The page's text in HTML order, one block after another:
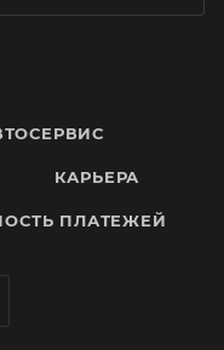
КАРЬЕРА
ПЛАТЕЖЕЙ